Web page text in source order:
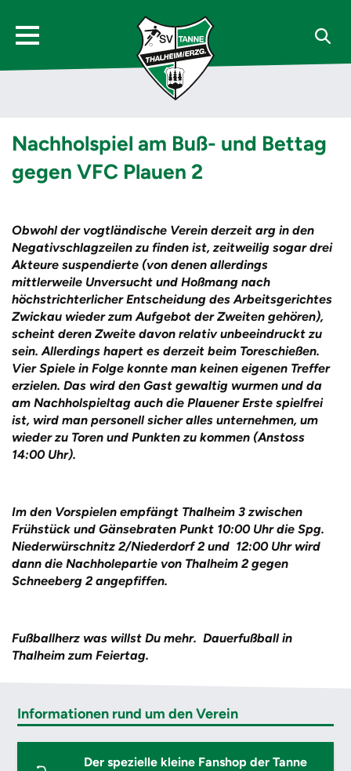
Nachholspiel am Buß- und Bettag
gegen VFC Plauen 2
Obwohl der vogtländische Verein derzeit arg in den
Negativschlagzeilen zu finden ist, zeitweilig sogar drei
Akteure suspendierte (von denen allerdings
mittlerweile Unversucht und Hoßmang nach
höchstrichterlicher Entscheidung des Arbeitsgerichtes
Zwickau wieder zum Aufgebot der Zweiten gehören),
scheint deren Zweite davon relativ unbeeindruckt zu
sein. Allerdings hapert es derzeit beim Toreschießen.
Vier Spiele in Folge konnte man keinen eigenen Treffer
erzielen. Das wird den Gast gewaltig wurmen und da
am Nachholspieltag auch die Plauener Erste spielfrei
ist, wird man personell sicher alles unternehmen, um
wieder zu Toren und Punkten zu kommen (Anstoss
14:00 Uhr).
Im den Vorspielen empfängt Thalheim 3 zwischen
Frühstück und Gänsebraten Punkt 10:00 Uhr die Spg.
Niederwürschnitz 2/Niederdorf 2 und 12:00 Uhr wird
dann die Nachholepartie von Thalheim 2 gegen
Schneeberg 2 angepfiffen.
Fußballherz was willst Du mehr. Dauerfußball in
Thalheim zum Feiertag.
Informationen rund um den Verein
Der spezielle kleine Fanshop der Tanne